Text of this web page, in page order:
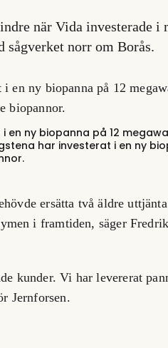
när Vida investerade i
norr om Borås.
en ny biopanna på 12
har investerat i en ny
ersätta två äldre
i framtiden, säger
kunder. Vi har levererat
Jernforsen.